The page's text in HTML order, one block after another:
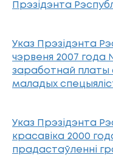
Прэзідэнта
Указ Прэзідэнта
чэрвеня 2007 года
заработнай
маладых
Указ Прэзідэнта
красавіка 2000
прадастаўленні